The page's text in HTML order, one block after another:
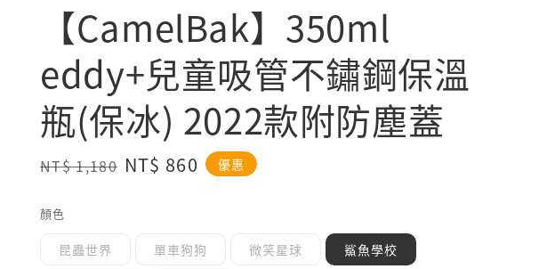
【CamelBak】350ml
eddy+兒童吸管不鏽鋼保溫
瓶(保冰) 2022款附防塵蓋
Regular
NT$ 1,180 Sale
NT$ 860 優惠
顏色
昆蟲世界 單車狗狗 微笑星球 鯊魚學校